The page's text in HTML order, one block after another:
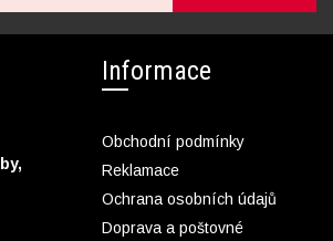
Informace
Obchodní podmínky
Reklamace
Ochrana osobních údajů
Doprava a poštovné